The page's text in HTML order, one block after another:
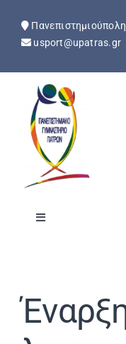
contentusport@upatras.gr
Toggle
Ανακοινώσεις